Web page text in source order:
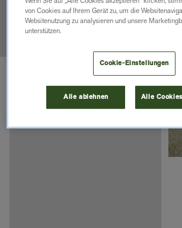
BODENSTÄNDIGE
DESIGNS
von Cookies auf Ihrem Gerät zu, um die
Websitenutzung zu analysieren und unsere
unterstützen.
Cookie-Einstellungen
Alle ablehnen Alle